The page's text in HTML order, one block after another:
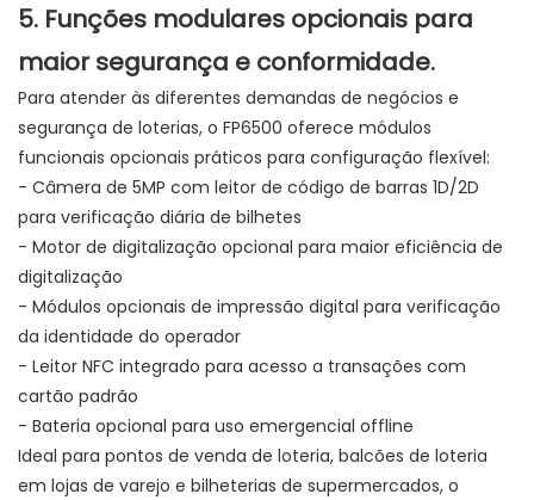
5. Funções modulares opcionais para
maior segurança e conformidade.
Para atender às diferentes demandas de negócios e
segurança de loterias, o FP6500 oferece módulos
funcionais opcionais práticos para configuração flexível:
- Câmera de 5MP com leitor de código de barras 1D/2D
para verificação diária de bilhetes
- Motor de digitalização opcional para maior eficiência de
digitalização
- Módulos opcionais de impressão digital para verificação
da identidade do operador
- Leitor NFC integrado para acesso a transações com
cartão padrão
- Bateria opcional para uso emergencial offline
Ideal para pontos de venda de loteria, balcões de loteria
em lojas de varejo e bilheterias de supermercados, o